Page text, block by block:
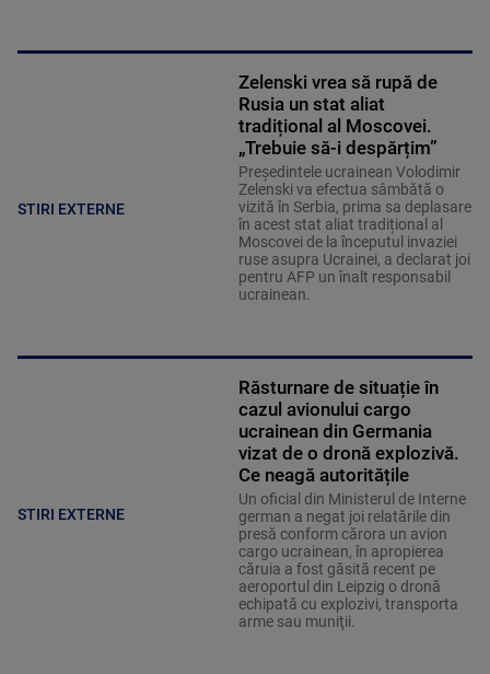
STIRI EXTERNE
Zelenski vrea să rupă de
Rusia un stat aliat
tradițional al Moscovei.
„Trebuie să-i despărțim”
Președintele ucrainean Volodimir
Zelenski va efectua sâmbătă o
vizită în Serbia, prima sa deplasare
în acest stat aliat tradițional al
Moscovei de la începutul invaziei
ruse asupra Ucrainei, a declarat joi
pentru AFP un înalt responsabil
ucrainean.
STIRI EXTERNE
Răsturnare de situație în
cazul avionului cargo
ucrainean din Germania
vizat de o dronă explozivă.
Ce neagă autoritățile
Un oficial din Ministerul de Interne
german a negat joi relatările din
presă conform cărora un avion
cargo ucrainean, în apropierea
căruia a fost găsită recent pe
aeroportul din Leipzig o dronă
echipată cu explozivi, transporta
arme sau muniţii.